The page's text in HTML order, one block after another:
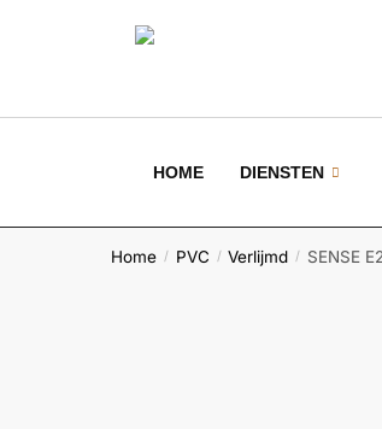
HOME DIENSTEN
Home / PVC / Verlijmd / SENSE